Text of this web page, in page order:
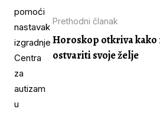
Prethodni članak
Horoskop otkriva kako
ostvariti svoje želje